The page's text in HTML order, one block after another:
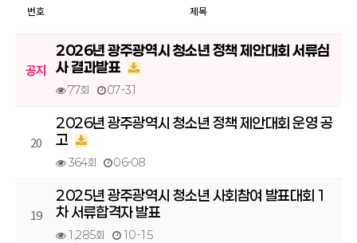
번호 제목
공지
2026년 광주광역시 청소년 정책 제안대회 서류심
사 결과발표
77회 07-31
20
2026년 광주광역시 청소년 정책 제안대회 운영 공
고
364회 06-08
19
2025년 광주광역시 청소년 사회참여 발표대회 1
차 서류합격자 발표
1,285회 10-15